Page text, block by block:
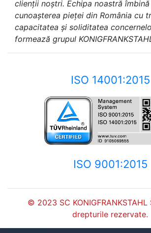
clienții noștri. Echipa noastră
cunoașterea pieței din România cu
capacitatea și soliditatea
formează grupul
ISO 14001:2015
ISO 9001:2015
© 2023 SC KONIGFRANKSTAHL
drepturile rezervate.